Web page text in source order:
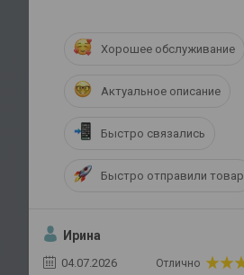
Хорошее обслуживание
Актуальное описание
Быстро связались
Быстро отправили товар
Ирина
04.07.2026 Отлично